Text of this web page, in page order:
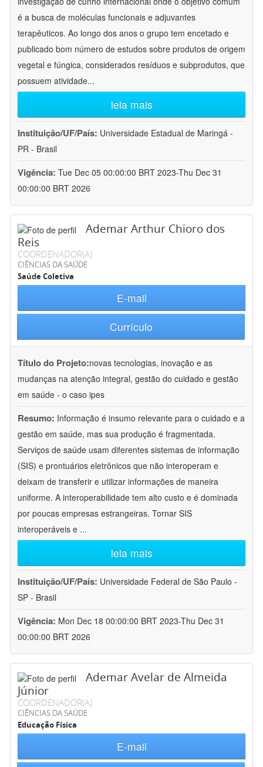
é a busca de moléculas funcionais e adjuvantes
terapêuticos. Ao longo dos anos o grupo tem encetado e
publicado bom número de estudos sobre produtos de origem
vegetal e fúngica, considerados resíduos e subprodutos, que
possuem atividade...
leia mais
Instituição/UF/País: Universidade Estadual de Maringá -
PR - Brasil
Vigência: Tue Dec 05 00:00:00 BRT 2023-Thu Dec 31
00:00:00 BRT 2026
Ademar Arthur Chioro dos
Reis
COORDENADOR(A)
CIÊNCIAS DA SAÚDE
Saúde Coletiva
E-mail
Currículo
Título do Projeto:novas tecnologias, inovação e as
mudanças na atenção integral, gestão do cuidado e gestão
em saúde - o caso ipes
Resumo: Informação é insumo relevante para o cuidado e a
gestão em saúde, mas sua produção é fragmentada.
Serviços de saúde usam diferentes sistemas de informação
(SIS) e prontuários eletrônicos que não interoperam e
deixam de transferir e utilizar informações de maneira
uniforme. A interoperabilidade tem alto custo e é dominada
por poucas empresas estrangeiras. Tornar SIS
interoperáveis e ...
leia mais
Instituição/UF/País: Universidade Federal de São Paulo -
SP - Brasil
Vigência: Mon Dec 18 00:00:00 BRT 2023-Thu Dec 31
00:00:00 BRT 2026
Ademar Avelar de Almeida
Júnior
COORDENADOR(A)
CIÊNCIAS DA SAÚDE
Educação Física
E-mail